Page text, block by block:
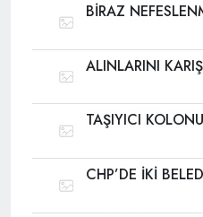
BİRAZ
ALINLARINI
TAŞIYICI
CHP’DE İKİ